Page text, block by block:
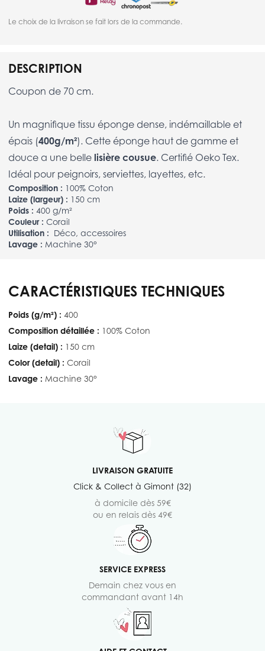
Le choix de la livraison se fait lors de la commande.
DESCRIPTION
Coupon de 70 cm.
Un magnifique tissu éponge dense, indémaillable et
épais (400g/m²). Cette éponge haut de gamme et
douce a une belle lisière cousue. Certifié Oeko Tex.
Idéal pour peignoirs, serviettes, layettes, etc.
Composition : 100% Coton
Laize (largeur) : 150 cm
Poids : 400 g/m²
Couleur : Corail
Utilisation : Déco, accessoires
Lavage : Machine 30°
CARACTÉRISTIQUES TECHNIQUES
Poids (g/m²) : 400
Composition détaillée : 100% Coton
Laize (detail) : 150 cm
Color (detail) : Corail
Lavage : Machine 30°
LIVRAISON GRATUITE
Click & Collect à Gimont (32)
à domicile dès 59€
ou en relais dès 49€
SERVICE EXPRESS
Demain chez vous en
commandant avant 14h